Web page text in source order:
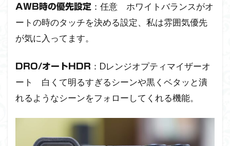
AWB時の優先設定 ：任意 ホワイトバランスがオ
ートの時のタッチを決める設定、私は雰囲気優先
が気に入ってます。
DRO/オートHDR ：Dレンジオプティマイザーオ
ート 白くて明るすぎるシーンや黒くベタッと潰
れるようなシーンをフォローしてくれる機能。